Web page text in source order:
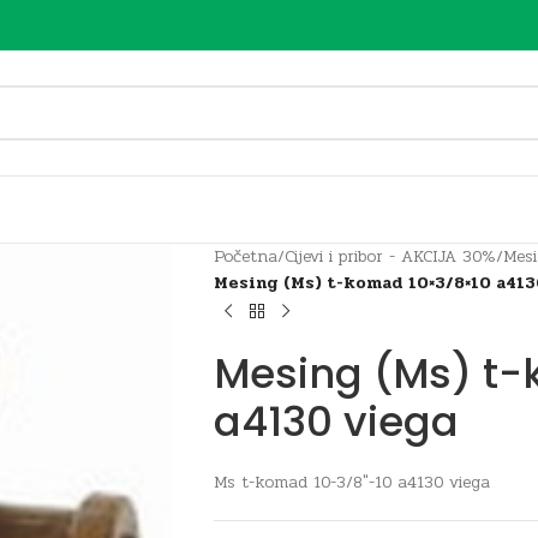
Početna/Cijevi i pribor - AKCIJA 30%/
Mesing (Ms) t-komad 10×3/8×10
Mesing (Ms) t-
a4130 viega
Ms t-komad 10-3/8″-10 a4130 viega